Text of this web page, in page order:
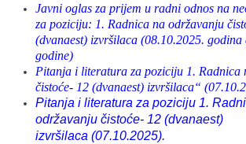
Javni oglas za prijem u radni odnos na
za poziciju: 1. Radnica na održavanju
(dvanaest) izvršilaca (08.10.2025. godina
godine)
Pitanja i literatura za poziciju 1. Radnica
čistoće- 12 (dvanaest) izvršilaca“
Pitanja i literatura za poziciju 1.
održavanju čistoće- 12 (dvanaest)
izvršilaca (07.10.2025).